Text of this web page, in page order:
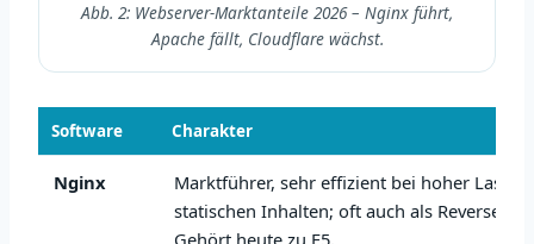
Abb. 2: Webserver-Marktanteile 2026 – Nginx führt,
Apache fällt, Cloudflare wächst.
Software Charakter
Nginx
Marktführer, sehr effizient bei hoher Last
statischen Inhalten; oft auch als Reverse